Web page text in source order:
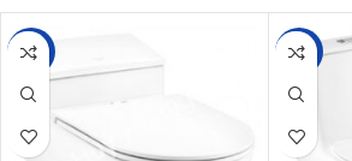
-24% -24%